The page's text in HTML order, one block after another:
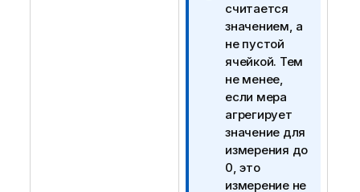
р
и
м
е
ч
а
н
и
е
к
и
считается
значением, а
не пустой
ячейкой. Тем
не менее,
если мера
агрегирует
значение для
измерения до
0, это
измерение не